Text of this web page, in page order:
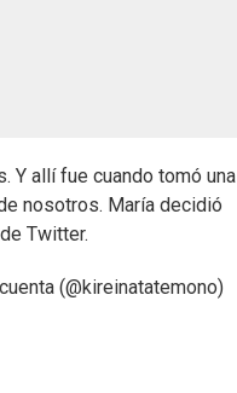
Y allí fue cuando tomó una
nosotros. María decidió
Twitter.
(@kireinatatemono)